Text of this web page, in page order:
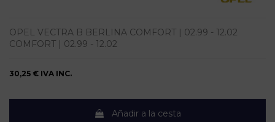
OPEL VECTRA B BERLINA COMFORT | 02.99 - 12.02
COMFORT | 02.99 - 12.02
30,25 € IVA INC.
Añadir a la cesta